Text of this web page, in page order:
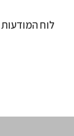
לוח המודעות